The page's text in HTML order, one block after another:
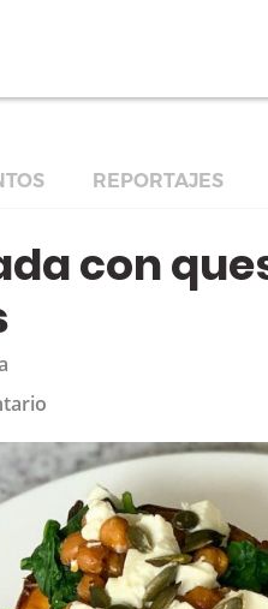
REPORTAJES
con